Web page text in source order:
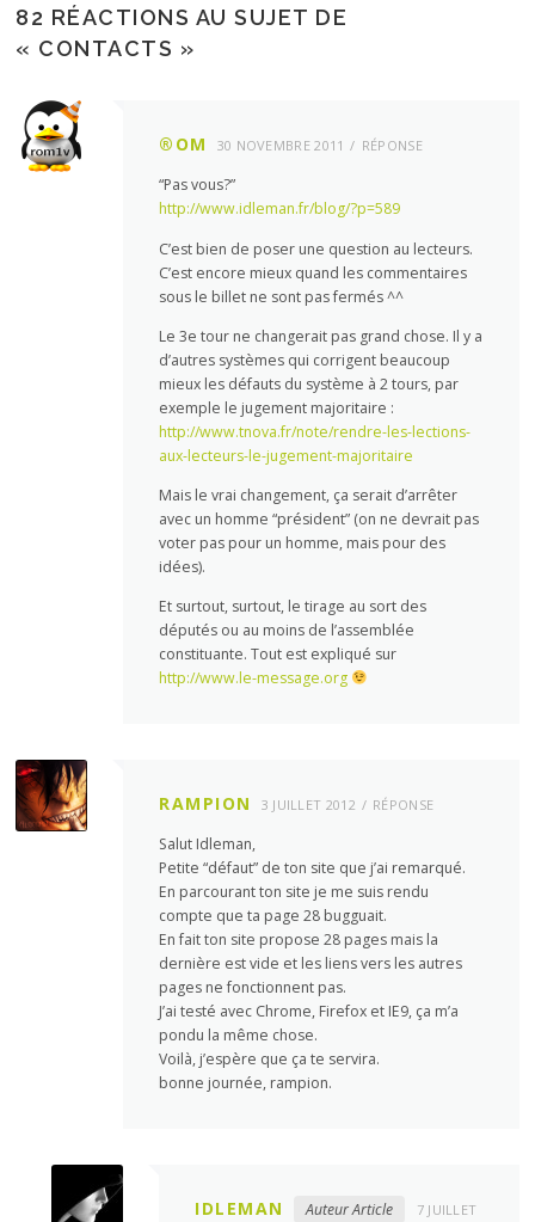
82 RÉACTIONS AU SUJET DE
« CONTACTS »
®OM 30 NOVEMBRE 2011 RÉPONSE
“Pas vous?”
http://www.idleman.fr/blog/?p=589
C’est bien de poser une question au lecteurs.
C’est encore mieux quand les commentaires
sous le billet ne sont pas fermés ^^
Le 3e tour ne changerait pas grand chose. Il y a
d’autres systèmes qui corrigent beaucoup
mieux les défauts du système à 2 tours, par
exemple le jugement majoritaire :
http://www.tnova.fr/note/rendre-les-lections-
aux-lecteurs-le-jugement-majoritaire
Mais le vrai changement, ça serait d’arrêter
avec un homme “président” (on ne devrait pas
voter pas pour un homme, mais pour des
idées).
Et surtout, surtout, le tirage au sort des
députés ou au moins de l’assemblée
constituante. Tout est expliqué sur
http://www.le-message.org
RAMPION 3 JUILLET 2012 RÉPONSE
Salut Idleman,
Petite “défaut” de ton site que j’ai remarqué.
En parcourant ton site je me suis rendu
compte que ta page 28 bugguait.
En fait ton site propose 28 pages mais la
dernière est vide et les liens vers les autres
pages ne fonctionnent pas.
J’ai testé avec Chrome, Firefox et IE9, ça m’a
pondu la même chose.
Voilà, j’espère que ça te servira.
bonne journée, rampion.
IDLEMAN Auteur Article
7 JUILLET